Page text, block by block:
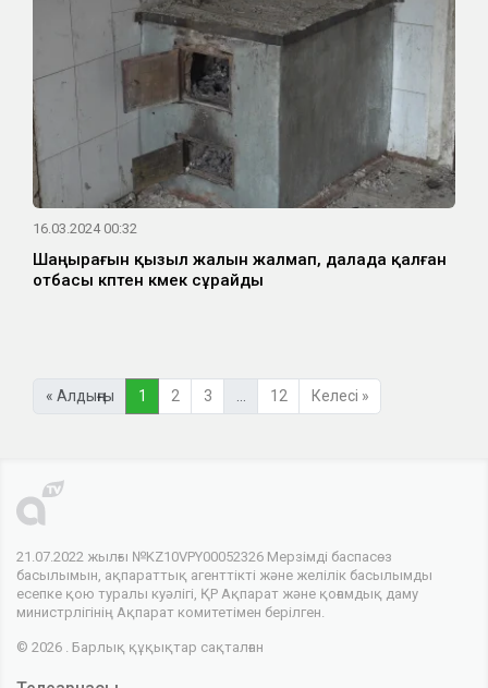
16.03.2024 00:32
Шаңырағын қызыл жалын жалмап, далада қалған
отбасы көптен көмек сұрайды
« Алдыңғы 1 2 3 12 Келесі »
21.07.2022 жылғы №KZ10VPY00052326 Мерзімді баспасөз
басылымын, ақпараттық агенттікті және желілік басылымды
есепке қою туралы куәлігі, ҚР Ақпарат және қоғамдық даму
министрлігінің Ақпарат комитетімен берілген.
© 2026 . Барлық құқықтар сақталған